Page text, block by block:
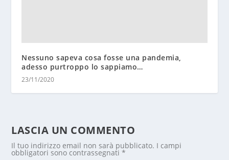
Nessuno sapeva cosa fosse una pandemia,
adesso purtroppo lo sappiamo…
23/11/2020
LASCIA UN COMMENTO
Il tuo indirizzo email non sarà pubblicato. I campi
obbligatori sono contrassegnati*